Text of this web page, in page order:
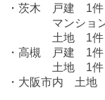
・茨木 戸建 1件
マンション
土地 1件
・高槻 戸建 1件
土地 1件
・大阪市内 土